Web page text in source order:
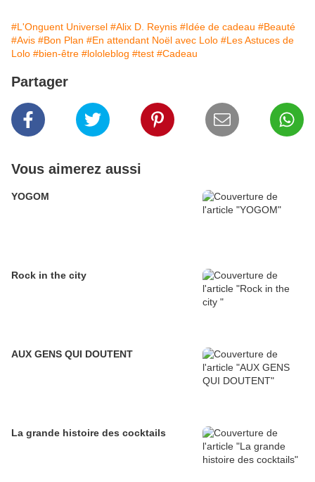
#L'Onguent Universel #Alix D. Reynis #Idée de cadeau #Beauté
#Avis #Bon Plan #En attendant Noël avec Lolo #Les Astuces de
Lolo #bien-être #lololeblog #test #Cadeau
Partager
Vous aimerez aussi
YOGOM
Rock in the city
AUX GENS QUI DOUTENT
La grande histoire des cocktails